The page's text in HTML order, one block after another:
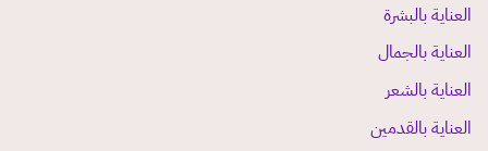
العناية بالبشرة
العناية بالجمال
العناية بالشعر
العناية بالقدمين